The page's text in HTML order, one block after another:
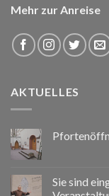
Mehr zur Anreise
AKTUELLES
Sie sind